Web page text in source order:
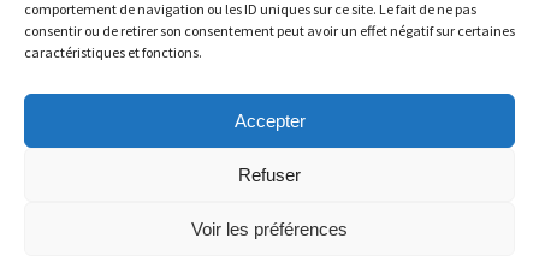
comportement de navigation ou les ID uniques sur ce site. Le fait de ne pas
consentir ou de retirer son consentement peut avoir un effet négatif sur certaines
caractéristiques et fonctions.
Accepter
Refuser
Voir les préférences
Du Lundi au Vendredi de 9h à 12h et de 14h à 17h – Samedi de 9H
à 11H
© Tennis Club Avignon Montolivet 2026.